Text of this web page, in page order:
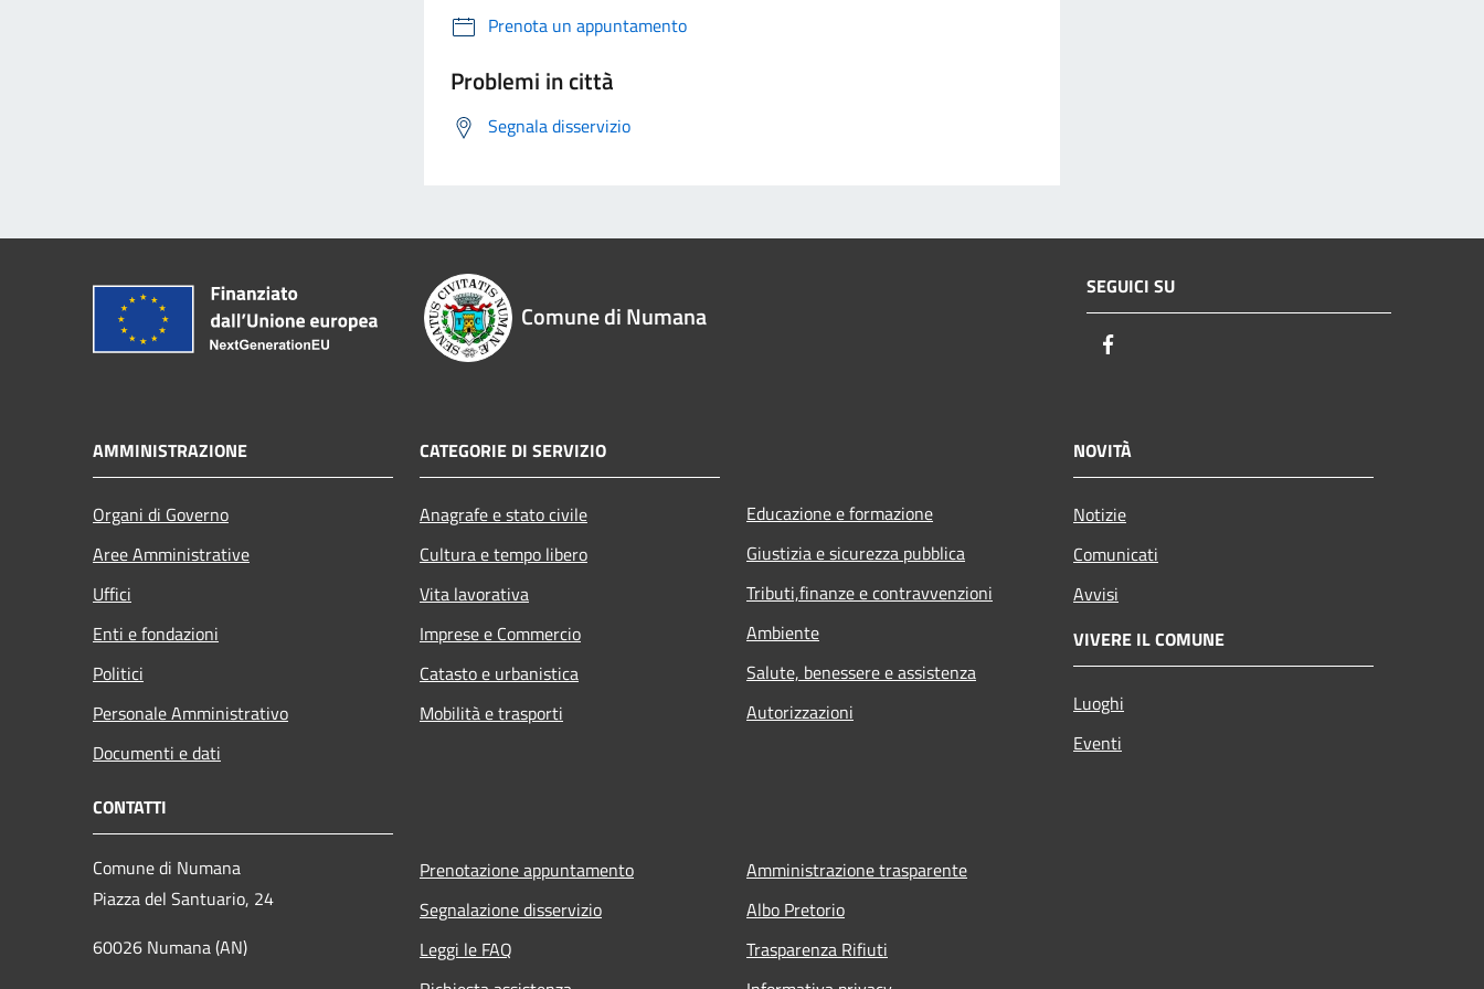
Prenota un appuntamento
Problemi in città
Segnala disservizio
Comune di Numana
SEGUICI SU
AMMINISTRAZIONE
Organi di Governo
Aree Amministrative
Uffici
Enti e fondazioni
Politici
Personale Amministrativo
Documenti e dati
CATEGORIE DI SERVIZIO
Anagrafe e stato civile
Cultura e tempo libero
Vita lavorativa
Imprese e Commercio
Catasto e urbanistica
Mobilità e trasporti
Educazione e formazione
Giustizia e sicurezza pubblica
Tributi,finanze e contravvenzioni
Ambiente
Salute, benessere e assistenza
Autorizzazioni
NOVITÀ
Notizie
Comunicati
Avvisi
VIVERE IL COMUNE
Luoghi
Eventi
CONTATTI
Comune di Numana
Piazza del Santuario, 24
60026 Numana (AN)
Prenotazione appuntamento
Segnalazione disservizio
Leggi le FAQ
Amministrazione trasparente
Albo Pretorio
Trasparenza Rifiuti